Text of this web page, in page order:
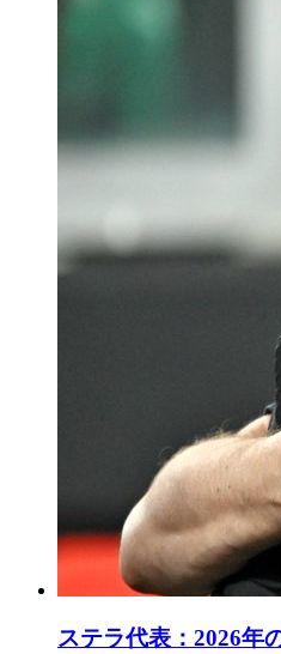
ステラ代表：2026年